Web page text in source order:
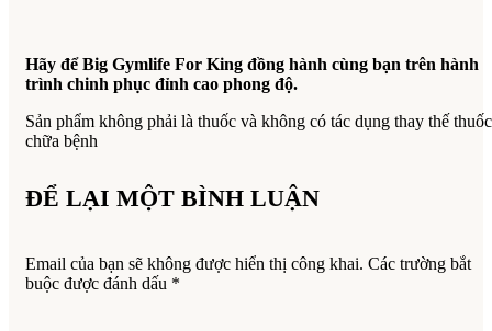
Hãy để Big Gymlife For King đồng hành cùng bạn trên hành
trình chinh phục đỉnh cao phong độ.
Sản phẩm không phải là thuốc và không có tác dụng thay thế thuốc
chữa bệnh
ĐỂ LẠI MỘT BÌNH LUẬN
Email của bạn sẽ không được hiển thị công khai. Các trường bắt
buộc được đánh dấu *